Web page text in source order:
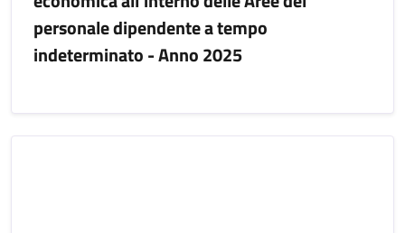
personale dipendente a tempo
indeterminato - Anno 2025